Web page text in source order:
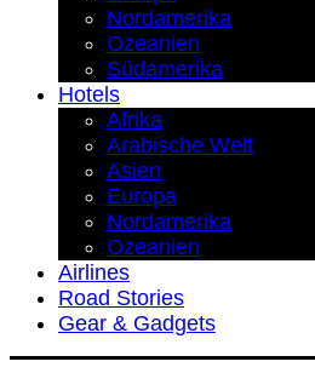
Nordamerika
Ozeanien
Südamerika
Hotels
Afrika
Arabische Welt
Asien
Europa
Nordamerika
Ozeanien
Airlines
Road Stories
Gear & Gadgets